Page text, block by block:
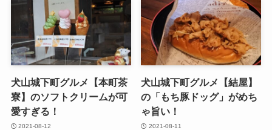
犬山城下町グルメ【本町茶
寮】のソフトクリームが可
愛すぎる！
2021-08-12
犬山城下町グルメ【結屋】
の「もち豚ドッグ」がめち
ゃ旨い！
2021-08-11